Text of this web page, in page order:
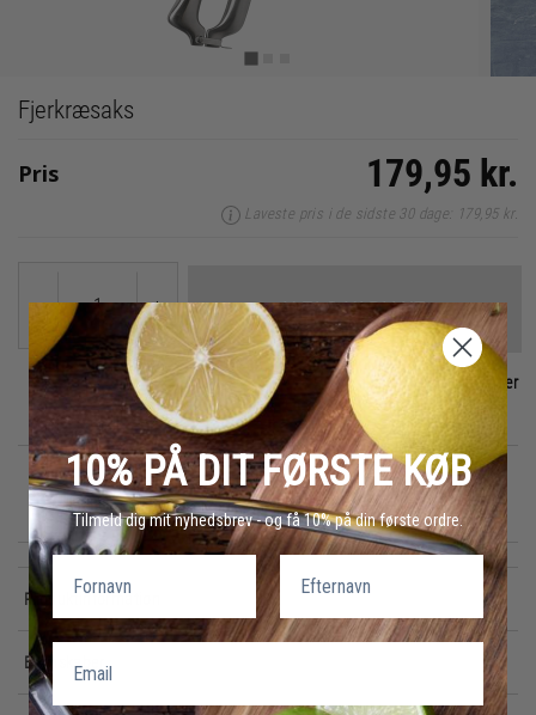
Fjerkræsaks
Pris 179,95 kr.
Laveste pris i de sidste 30 dage: 179,95 kr.
- + VÆLG VARIANT
Ikke på lager
GRATIS FRAGT
over 499 DKK
E-MÆRKET
certificeret
HURTIG LEVERING
1-3 hverdage
Egenskaber
Produktinformation
10% PÅ DIT FØRSTE KØB
Tilmeld dig mit nyhedsbrev - og få 10% på din første ordre.
Email